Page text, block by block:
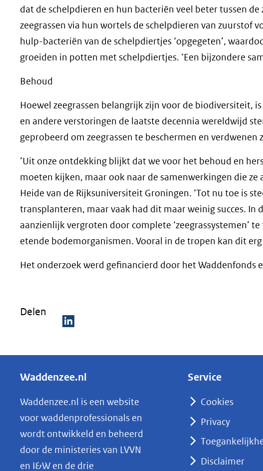
dat de schelpdieren en hun bacteriën veel beter tussen
zeegrassen via hun wortels de schelpdieren van zuurstof
hulp-bacteriën van de schelpdiertjes ‘opgegeten’,
groeiden in potten met schelpdiertjes. ‘Een bijzondere
Behoud
Hoewel zeegrassen belangrijk zijn voor de biodiversiteit,
en andere verstoringen de laatste decennia wereldwijd
geprobeerd om zeegrassen te beschermen en verdwenen
’Uit onze ontdekking blijkt dat we voor het behoud en
moeten kijken, maar ook naar de samenwerkingen die ze
Heide van de Rijksuniversiteit Groningen. ‘Tot nu toe is
transplanteren, maar vaak had dit maar weinig succes. In
aanzienlijk vergroten door complete ‘zeegrassystemen’
etende bodemorganismen. Vooral in de tropen kan dit
Het onderzoek werd gefinancierd door het Waddenfonds
Delen
e
e
n
o
p
L
Waddenzee.nl
Waddenzee.nl is een website
voor waddenprofessionals en
wordt ontwikkeld en beheerd
door de ministeries van LVVN
en I&W en de drie
Service
Cookies
Privacy
Disclaimer